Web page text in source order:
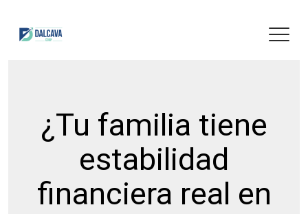
¿Tu familia tiene
estabilidad
financiera real en